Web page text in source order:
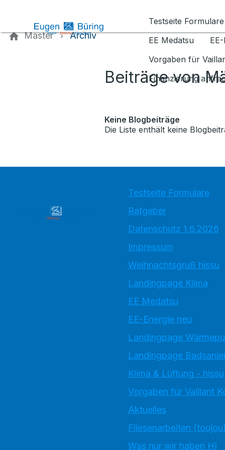
Testseite Formulare
EE Medatsu
Vorgaben für
Finanzierung
Master Archiv
Beiträge von
Keine Blogbeiträge
Die Liste enthält keine
Testseite Formulare
Ratgeber
Datenschutz 1.6.2026
Impressum
Weihnachtsgruß hissu
Landingpage Klima
EE Medatsu
EE-Energie neu
Landingpage
Landingpage
Klima & Lüftung - hissu
Vorgaben für Vaillant
Aktuelles
Fliesenarbeiten
Was nur wir haben HI